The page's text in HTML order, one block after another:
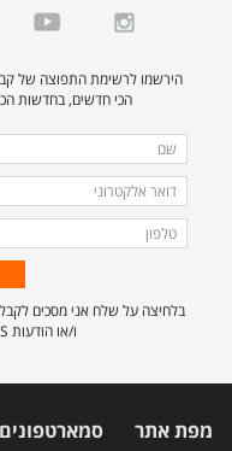
הירשמו לרשימת התפוצה של
הכי חדשים, בחדשות
מלאו
את
הפרטים
הבאים
לרשימת
שם
דואר
אלקטרוני
טלפון
בלחיצה על שלח אני מסכים
ו/או הודעות SMS ומסכים לתנאי השימוש
מפת אתר סמארטפונים